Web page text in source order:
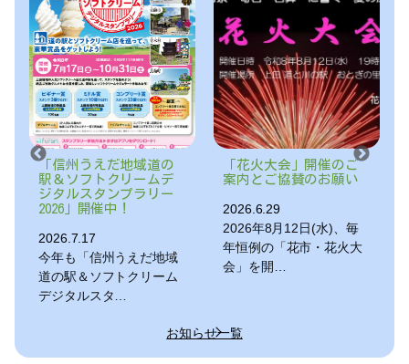
「花火大会」開催のご
案内とご協賛のお願い
2026.6.29
年恒例の「花市・花火大
会」を開…
8/12(水)開催の花火大
会にともなう立入禁止
2026.8.8
8/12(水)開催の花火大会
にともなう立入禁止区域
お知らせ一覧